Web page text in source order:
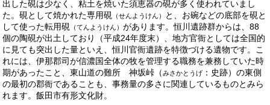
出した硯は少なく、粘土を焼いた須恵器の硯が多く使われていまし
た。硯として焼かれた専用硯
（せんようけん）
と、お碗などの底部を硯と
して使った転用硯
（てんようけん）があります。恒川遺跡群からは、88
個の陶硯が出土しており（平成24年度末）、地方官衙としては全国的
に見ても突出した量といえ、恒川官衙遺跡を特徴づける遺物です。こ
れには、伊那郡司が信濃国全体の牧を管理する職務を兼務していた時
期があったこと、東山道の難所 神坂峠（みさかとうげ ：史跡）の東側
の最初の郡衙であることも、事務量の多さに関連しているものとみら
れます。飯田市有形文化財。